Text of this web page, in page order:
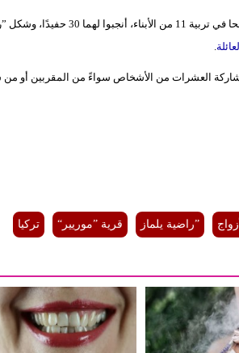
وتجاوز الزوجان مصاعب الحياة وضعف
.
العشرات من الأشخاص سواءً من المقربين أو
”راضية يلماز قرية ”موريير“ تركيا